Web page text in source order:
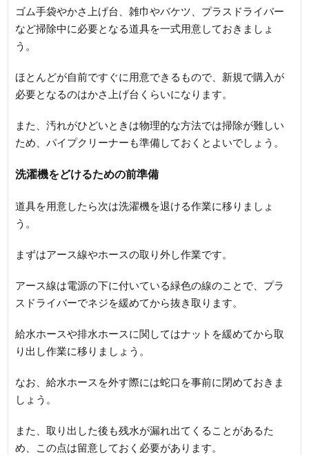
ゴム手袋やかさ上げ台、雑巾やバケツ、プラスドライバー
など掃除中に必要となる道具を一式用意しておきましょ
う。
ほとんどが自前ですぐに用意できるもので、新規で購入が
必要となるのはかさ上げ台くらいになります。
また、汚れがひどいときは物理的な方法では掃除が難しい
ため、パイプクリーナーも準備しておくとよいでしょう。
洗濯機をどけるための前準備
道具を用意したら次は洗濯機を退ける作業に移りましょ
う。
まずはアース線やホースの取り外し作業です。
アース線は電源の下に付いている緑色の線のことで、プラ
スドライバーでネジを緩めてから抜き取ります。
給水ホースや排水ホースに関してはナットを緩めてから取
り出し作業に移りましょう。
なお、給水ホースを外す際には蛇口を事前に閉めておきま
しょう。
また、取り出した後も残水が漏れ出てくることがあるた
め、この点は留意しておく必要があります。